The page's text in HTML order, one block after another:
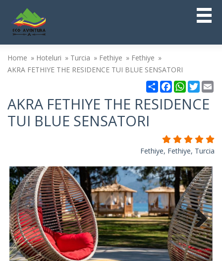
Home Hoteluri Turcia Fethiye
Fethiye
AKRA FETHIYE THE RESIDENCE TUI BLUE SENSATORI
Partajare
Facebook
AKRA FETHIYE THE RESIDENCE
TUI BLUE SENSATORI
Fethiye, Fethiye, Turcia
Next